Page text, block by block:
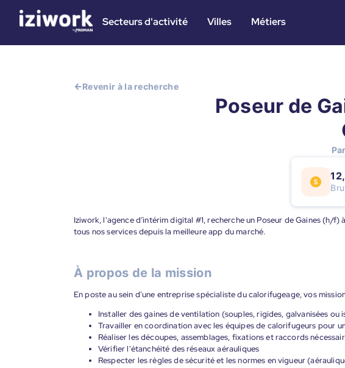
Secteurs d'activité Villes Métiers
Revenir à la recherche
Poseur de
Iziwork, l'agence d’intérim digital #1, recherche un Poseur de Gaines (h/f)
tous nos services depuis la meilleure app du marché.
À propos de la mission
En poste au sein d'une entreprise spécialiste du calorifugeage, vos
Installer des gaines de ventilation (souples, rigides, galvanisées
Travailler en coordination avec les équipes de calorifugeurs pour
Réaliser les découpes, assemblages, fixations et raccords
Vérifier l'étanchéité des réseaux aérauliques
Respecter les règles de sécurité et les normes en vigueur